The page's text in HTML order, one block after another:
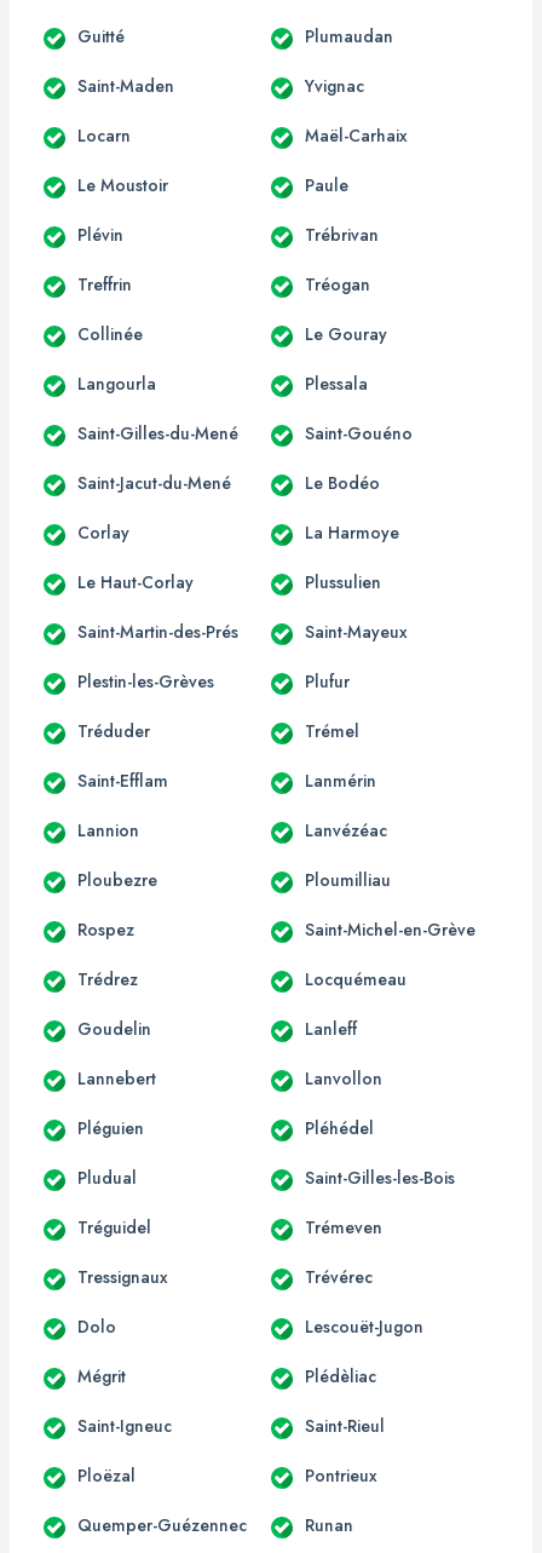
Guitté Plumaudan
Saint-Maden Yvignac
Locarn Maël-Carhaix
Le Moustoir Paule
Plévin Trébrivan
Treffrin Tréogan
Collinée Le Gouray
Langourla Plessala
Saint-Gilles-du-Mené Saint-Gouéno
Saint-Jacut-du-Mené Le Bodéo
Corlay La Harmoye
Le Haut-Corlay Plussulien
Saint-Martin-des-Prés Saint-Mayeux
Plestin-les-Grèves Plufur
Tréduder Trémel
Saint-Efflam Lanmérin
Lannion Lanvézéac
Ploubezre Ploumilliau
Rospez Saint-Michel-en-Grève
Trédrez Locquémeau
Goudelin Lanleff
Lannebert Lanvollon
Pléguien Pléhédel
Pludual Saint-Gilles-les-Bois
Tréguidel Trémeven
Tressignaux Trévérec
Dolo Lescouët-Jugon
Mégrit Plédèliac
Saint-Igneuc Saint-Rieul
Ploëzal Pontrieux
Quemper-Guézennec Runan